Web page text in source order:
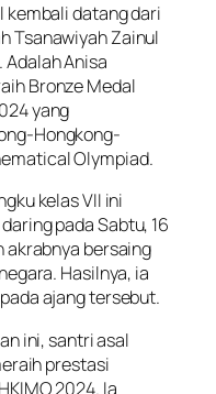
datang dari
Tsanawiyah Zainul
Adalah Anisa
Bronze Medal
yang
Hongkong-
Olympiad.
kelas VII ini
pada Sabtu, 16
akrabnya bersaing
Hasilnya, ia
ajang tersebut.
ini, santri asal
prestasi
2024. Ia